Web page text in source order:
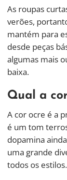
As roupas
verões,
mantém para
desde peças
algumas mais
baixa.
Qual a
A cor ocre é a
é um tom
dopamina
uma grande
todos os estilos.